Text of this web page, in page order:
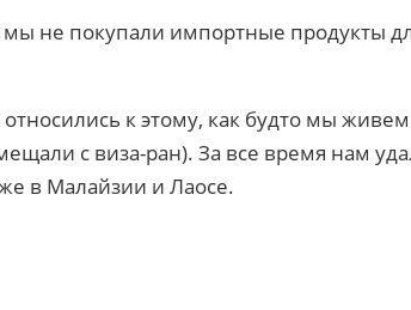
не покупали импортные продукты
к этому, как будто мы
с виза-ран). За все время нам
в Малайзии и Лаосе.